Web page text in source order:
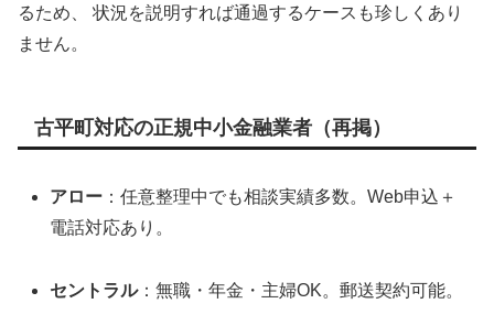
るため、 状況を説明すれば通過するケースも珍しくあり
ません。
古平町対応の正規中小金融業者（再掲）
アロー ：任意整理中でも相談実績多数。Web申込＋
電話対応あり。
セントラル：無職・年金・主婦OK。郵送契約可能。